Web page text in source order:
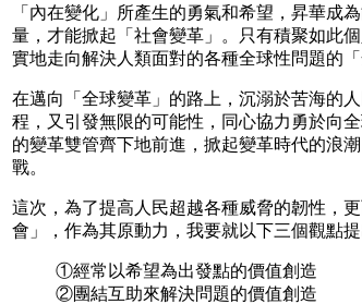
「內在變化」所產生的勇氣和希望，昇華成
量，才能掀起「社會變革」。只有積聚如此
實地走向解決人類面對的各種全球性問題的「
在邁向「全球變革」的路上，沉溺於苦海的
程，又引發無限的可能性，同心協力勇於向
的變革雙管齊下地前進，掀起變革時代的浪
戰。
這次，為了提高人民超越各種威脅的韌性，
會」，作為其原動力，我要就以下三個觀點提
①經常以希望為出發點的價值創造
②團結互助來解決問題的價值創造